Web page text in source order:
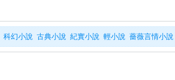
科幻小說 古典小說 紀實小說 輕小說 薔薇言情小說